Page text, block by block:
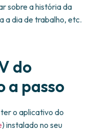
sobre a história da
a dia de trabalho, etc.
do
a passo
o aplicativo do
) instalado no seu